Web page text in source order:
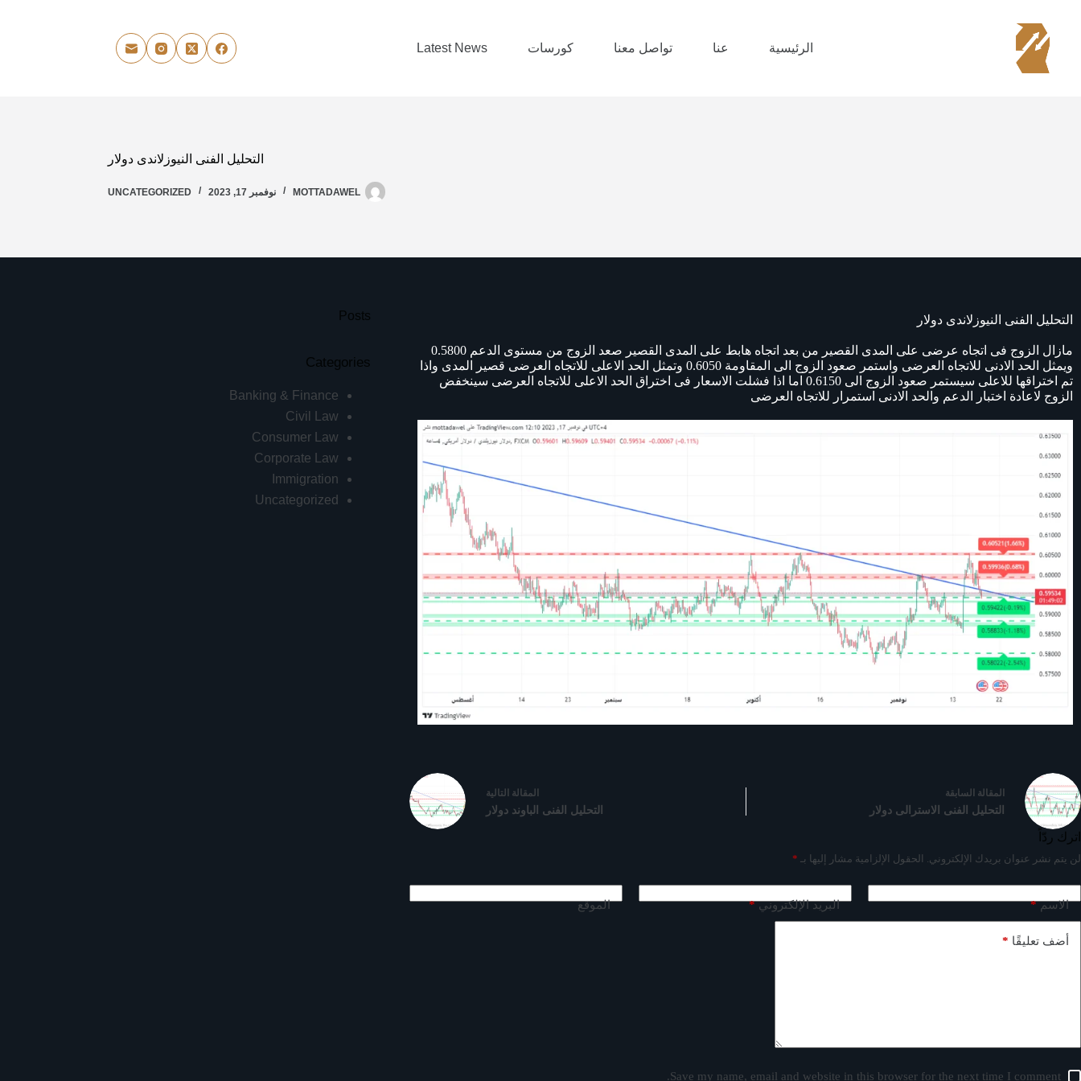
الرئيسية عنا تواصل معنا كورسات Latest News
التحليل الفنى النيوزلاندى دولار
MOTTADAWEL نوفمبر 17, 2023 UNCATEGORIZED
التحليل الفنى النيوزلاندى دولار
مازال الزوج فى اتجاه عرضى على المدى القصير من بعد اتجاه هابط على المدى القصير صعد الزوج من مستوى الدعم 0.5800
ويمثل الحد الادنى للاتجاه العرضى واستمر صعود الزوج الى المقاومة 0.6050 وتمثل الحد الاعلى للاتجاه العرضى قصير المدى واذا
تم اختراقها للاعلى سيستمر صعود الزوج الى 0.6150 اما اذا فشلت الاسعار فى اختراق الحد الاعلى للاتجاه العرضى سينخفض
الزوج لاعادة اختبار الدعم والحد الادنى استمرار للاتجاه العرضى
المقالة السابقة
التحليل الفنى الاسترالى دولار
المقالة التالية
التحليل الفنى الباوند دولار
اترك ردّاً
لن يتم نشر عنوان بريدك الإلكتروني. الحقول الإلزامية مشار إليها بـ *
الاسم* البريد الإلكتروني* الموقع
أضف تعليقًا *
Save my name, email and website in this browser for the next time I comment.
Posts
Categories
Banking & Finance
Civil Law
Consumer Law
Corporate Law
Immigration
Uncategorized